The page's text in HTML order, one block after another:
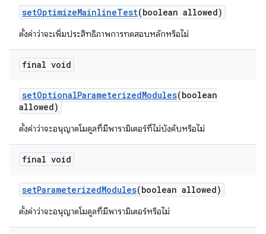
setOptimizeMainlineTest(boolean allowed)
ตั้งค่าว่าจะเพิ่มประสิทธิภาพการทดสอบหลักหรือไม่
final void
setOptionalParameterizedModules(boolean
allowed)
ตั้งค่าว่าจะอนุญาตโมดูลที่มีพารามิเตอร์ที่ไม่บังคับหรือไม่
final void
setParameterizedModules(boolean allowed)
ตั้งค่าว่าจะอนุญาตโมดูลที่มีพารามิเตอร์หรือไม่